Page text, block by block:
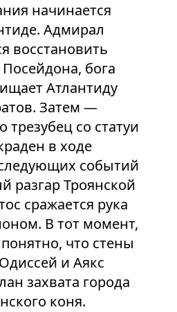
начинается
Адмирал
восстановить
бога
Атлантиду
Затем —
трезубец со статуи
в ходе
событий
разгар Троянской
сражается рука
В тот момент,
что стены
и Аякс
захвата города
коня.